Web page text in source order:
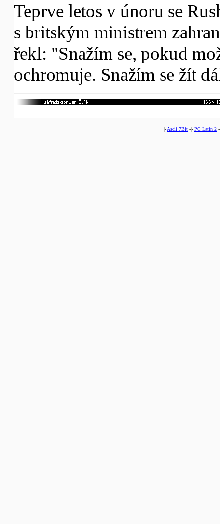
Teprve letos v únoru se
s britským ministrem
řekl: "Snažím se, pokud
ochromuje. Snažím se žít
|- Ascii 7Bit -|- PC Latin 2